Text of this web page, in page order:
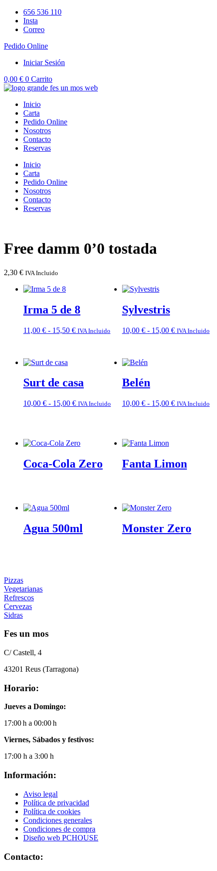
contenido
656 536 110
Insta
Correo
Pedido Online
Iniciar Sesión
0,00 € 0 Carrito
Inicio
Carta
Pedido Online
Nosotros
Contacto
Reservas
Inicio
Carta
Pedido Online
Nosotros
Contacto
Reservas
Free damm 0’0 tostada
2,30 € IVA Incluido
Irma 5 de 8
11,00 € - 15,50 €Rango
15,50 €
IVA Incluido
Sylvestris
10,00 € - 15,00 €Rango
IVA Incluido
Surt de casa
10,00 € - 15,00 €Rango
hasta
IVA Incluido
Belén
10,00 € - 15,00 €Rango
IVA Incluido
Coca-Cola Zero Fanta Limon
Agua 500ml Monster Zero
Pizzas
Vegetarianas
Refrescos
Cervezas
Sidras
Fes un mos
C/ Castell, 4
43201 Reus (Tarragona)
Horario:
Jueves a Domingo:
17:00 h a 00:00 h
Viernes, Sábados y festivos:
17:00 h a 3:00 h
Información:
Aviso legal
Política de privacidad
Política de cookies
Condiciones generales
Condiciones de compra
Diseño web PCHOUSE
Contacto: